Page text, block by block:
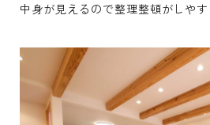
中身が見えるので整理整頓がしやす